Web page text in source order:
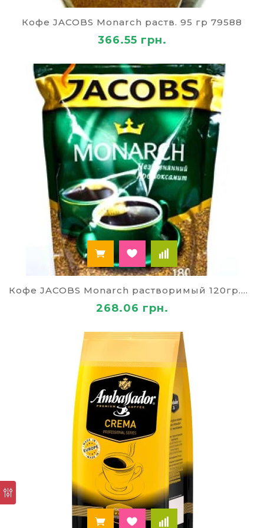
даже ночи. Он придает новые силы, повышает
настроение и наполняет энергией. Нежный
Где приобрести кофе
Каппучино с выгодой?
В интернет магазине «Палей» вы сможете
приобрести кофе каппучино по самой выгодной
и демократичной стоимости. Наши цены на
кофе в Украине доступны для каждого. Вы
можете быть уверены в том, что получите
напиток высокого качества и без ненужной
переплаты.
Наши покупатели кофе получают следующие
преимущества:
Широкий ассортимент товара. В каталогах
представлены все виды кофейной
продукции, как в зернах, так и молотой.
Огромным успехом пользуются
пакетированные варианты кофе. Вы можете
упаковок в офис своей компании – для себя,
тогда хорошее настроение будет
обеспечено каждому. Процесс
приготовления горячего напитка станет
занимать минимум времени;
Гарантировано высокое качество кофе. В
нашем ассортименте вы увидите упаковки
кофе от самых известных и
рекомендованных брендов. В продаже
имеются как элитные сорта и варианты, так
и бюджетные продукты. Однако качество
будет в любом случае на достойном уровне.
Вся продукция сертифицирована;
Возможность оптового заказа. У нас вы
сможете заказать каппучино и любые
другие сорта кофе оптовой партией. Как
известно, оптовые расценки всегда
Кофе JACOBS Monarch раств. 95 гр 79588
366.55 грн.
Кофе JACOBS Monarch растворимый 120гр.Пакет
268.06 грн.